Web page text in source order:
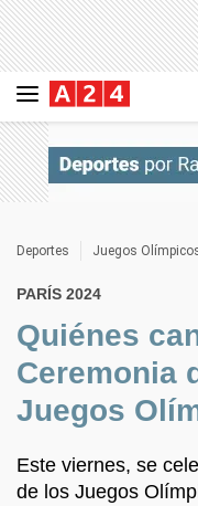
Deportes Juegos
PARÍS 2024
Quiénes
Ceremonia
Juegos
Este viernes, se
de los Juegos